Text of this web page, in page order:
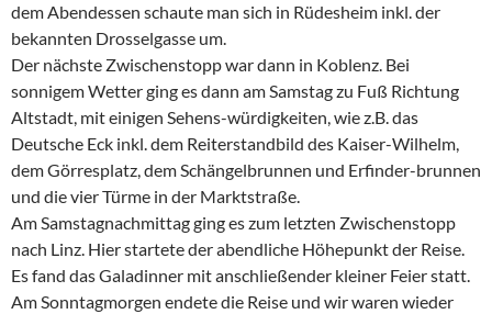
dem Abendessen schaute man sich in Rüdesheim inkl. der
bekannten Drosselgasse um.
Der nächste Zwischenstopp war dann in Koblenz. Bei
sonnigem Wetter ging es dann am Samstag zu Fuß Richtung
Altstadt, mit einigen Sehens-würdigkeiten, wie z.B. das
Deutsche Eck inkl. dem Reiterstandbild des Kaiser-Wilhelm,
dem Görresplatz, dem Schängelbrunnen und Erfinder-brunnen
und die vier Türme in der Marktstraße.
Am Samstagnachmittag ging es zum letzten Zwischenstopp
nach Linz. Hier startete der abendliche Höhepunkt der Reise.
Es fand das Galadinner mit anschließender kleiner Feier statt.
Am Sonntagmorgen endete die Reise und wir waren wieder